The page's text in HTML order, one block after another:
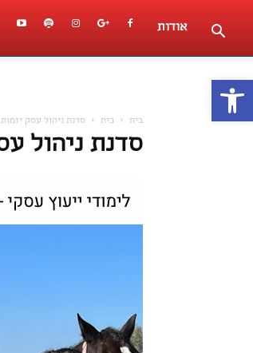
פתח סרגל נגישות
אודות
בית בית סדנת ניהול עסק
סדנת ניהול